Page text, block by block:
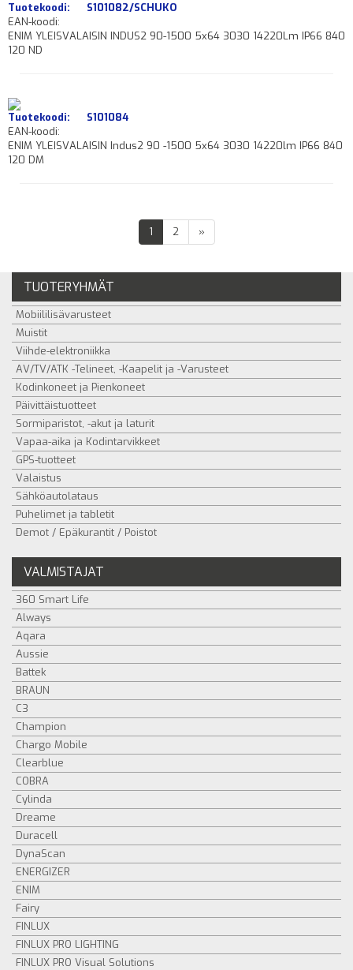
Tuotekoodi:
S101082/SCHUKO
EAN-koodi:
ENIM YLEISVALAISIN INDUS2 90-1500 5x64 3030 14220Lm IP66 840
120 ND
Tuotekoodi:
S101084
EAN-koodi:
ENIM YLEISVALAISIN Indus2 90 -1500 5x64 3030 14220lm IP66 840
120 DM
1(
c
r
e
)
2 »
TUOTERYHMÄT
Mobiililisävarusteet
Muistit
Viihde-elektroniikka
AV/TV/ATK -Telineet, -Kaapelit ja -Varusteet
Kodinkoneet ja Pienkoneet
Päivittäistuotteet
Sormiparistot, -akut ja laturit
Vapaa-aika ja Kodintarvikkeet
GPS-tuotteet
Valaistus
Sähköautolataus
Puhelimet ja tabletit
Demot / Epäkurantit / Poistot
VALMISTAJAT
360 Smart Life
Always
Aqara
Aussie
Battek
BRAUN
C3
Champion
Chargo Mobile
Clearblue
COBRA
Cylinda
Dreame
Duracell
DynaScan
ENERGIZER
ENIM
Fairy
FINLUX
FINLUX PRO LIGHTING
FINLUX PRO Visual Solutions